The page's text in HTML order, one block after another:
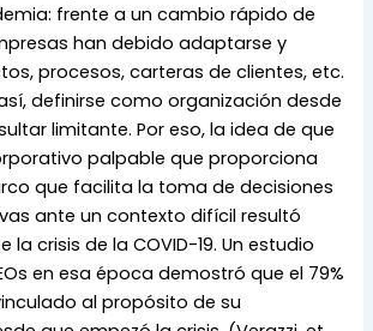
frente a un cambio rápido de
han debido adaptarse y
procesos, carteras de clientes, etc.
definirse como organización desde
limitante. Por eso, la idea de que
palpable que proporciona
que facilita la toma de decisiones
ante un contexto difícil resultó
la crisis de la COVID-19. Un estudio
en esa época demostró que el 79%
al propósito de su